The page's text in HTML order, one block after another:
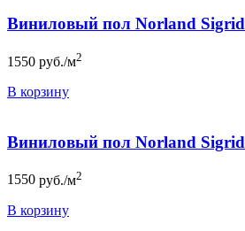
Виниловый пол Norland
1550 руб./м2
В корзину
Виниловый пол Norland
1550 руб./м2
В корзину